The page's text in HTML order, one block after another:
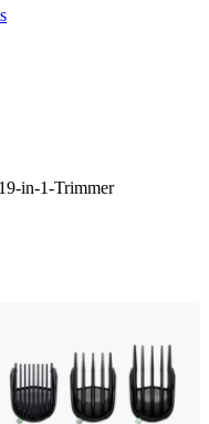
in-1-Trimmer